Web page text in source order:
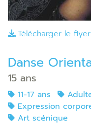
Télécharger le flyer
Danse
15 ans
11-17 ans
Expression
Art scénique